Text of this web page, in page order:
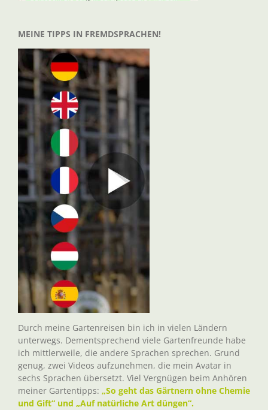
MEINE TIPPS IN FREMDSPRACHEN!
Durch meine Gartenreisen bin ich in vielen Ländern
unterwegs. Dementsprechend viele Gartenfreunde habe
ich mittlerweile, die andere Sprachen sprechen. Grund
genug, zwei Videos aufzunehmen, die mein Avatar in
sechs Sprachen übersetzt. Viel Vergnügen beim Anhören
meiner Gartentipps: „So geht das Gärtnern ohne Chemie
und Gift“ und „Auf natürliche Art düngen“.